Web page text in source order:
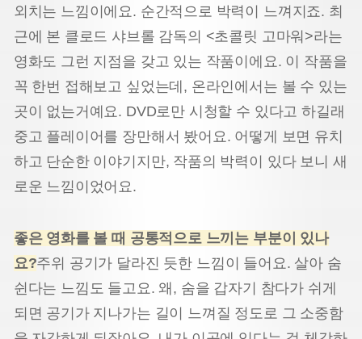
외치는 느낌이에요. 순간적으로 박력이 느껴지죠. 최
근에 본 클로드 샤브롤 감독의 <초콜릿 고마워>라는
영화도 그런 지점을 갖고 있는 작품이에요. 이 작품을
꼭 한번 접해보고 싶었는데, 온라인에서는 볼 수 있는
곳이 없는거예요. DVD로만 시청할 수 있다고 하길래
중고 플레이어를 장만해서 봤어요. 어떻게 보면 유치
하고 단순한 이야기지만, 작품의 박력이 있다 보니 새
로운 느낌이었어요.
좋은 영화를 볼 때 공통적으로 느끼는 부분이 있나
요?주위 공기가 달라진 듯한 느낌이 들어요. 살아 숨
쉰다는 느낌도 들고요. 왜, 숨을 갑자기 참다가 쉬게
되면 공기가 지나가는 길이 느껴질 정도로 그 소중함